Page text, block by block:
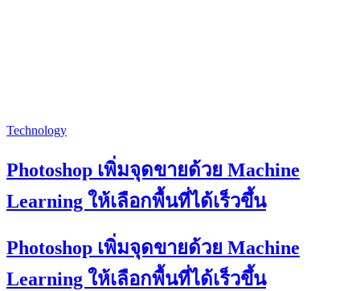
Technology
Photoshop เพิ่มจุดขายด้วย Machine
Learning ให้เลือกพื้นที่ได้เร็วขึ้น
Photoshop เพิ่มจุดขายด้วย Machine
Learning ให้เลือกพื้นที่ได้เร็วขึ้น